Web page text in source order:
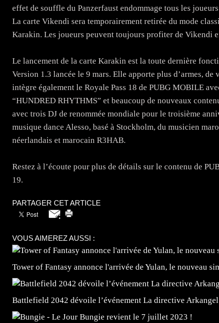
effet de souffle du Panzerfaust endommage tous les
La carte Vikendi sera temporairement retirée du mode
Karakin. Les joueurs peuvent toujours profiter de Vikendi
Le lancement de la carte Karakin est la toute dernière
Version 1.3 lancée le 9 mars. Elle apporte plus d’armes,
intègre également le Royale Pass 18 de PUBG MOBILE
“HUNDRED RHYTHMS” et beaucoup de nouveaux
avec trois DJ de renommée mondiale pour le troisième
musique dance Alesso, basé à Stockholm, du musicien
néerlandais et marocain R3HAB.
Restez à l’écoute pour plus de détails sur le contenu de
19.
PARTAGER CET ARTICLE
VOUS AIMEREZ AUSSI :
Tower of Fantasy annonce l'arrivée de Yulan, le nouveau
Battlefield 2042 dévoile l’événement La directive Arkangel